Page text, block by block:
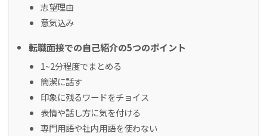
志望理由
意気込み
転職面接での自己紹介の5つのポイント
1~2分程度でまとめる
簡潔に話す
印象に残るワードをチョイス
表情や話し方に気を付ける
専門用語や社内用語を使わない